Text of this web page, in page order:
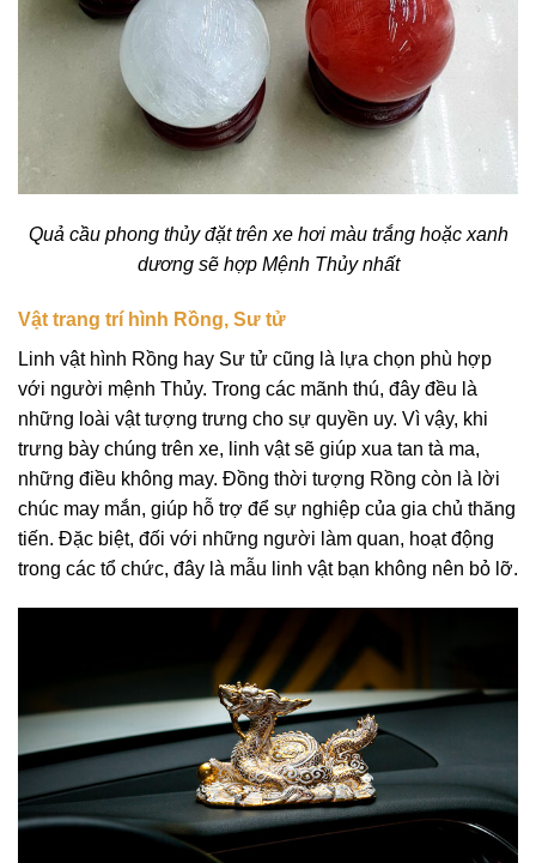
Quả cầu phong thủy đặt trên xe hơi màu trắng hoặc xanh
dương sẽ hợp Mệnh Thủy nhất
Vật trang trí hình Rồng, Sư tử
Linh vật hình Rồng hay Sư tử cũng là lựa chọn phù hợp
với người mệnh Thủy. Trong các mãnh thú, đây đều là
những loài vật tượng trưng cho sự quyền uy. Vì vậy, khi
trưng bày chúng trên xe, linh vật sẽ giúp xua tan tà ma,
những điều không may. Đồng thời tượng Rồng còn là lời
chúc may mắn, giúp hỗ trợ để sự nghiệp của gia chủ thăng
tiến. Đặc biệt, đối với những người làm quan, hoạt động
trong các tổ chức, đây là mẫu linh vật bạn không nên bỏ lỡ.